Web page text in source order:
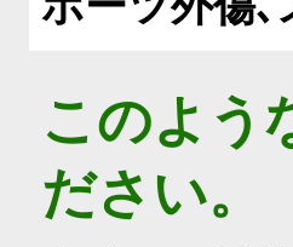
このよう
ださい。